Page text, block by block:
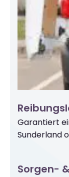
Garantiert
Sunderland
Sorgen-